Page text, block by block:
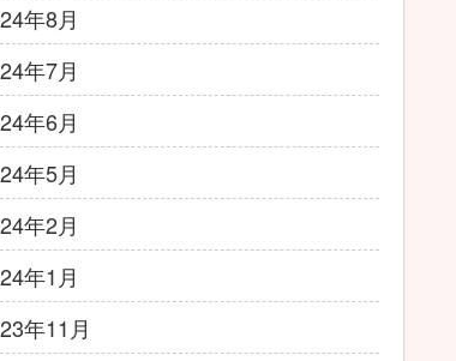
年8月
年7月
年6月
年5月
年2月
年1月
年11月